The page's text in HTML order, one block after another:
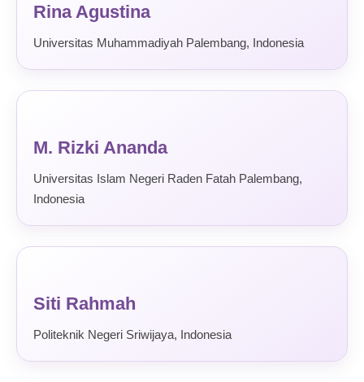
Rina Agustina
Universitas Muhammadiyah Palembang, Indonesia
M. Rizki Ananda
Universitas Islam Negeri Raden Fatah Palembang,
Indonesia
Siti Rahmah
Politeknik Negeri Sriwijaya, Indonesia